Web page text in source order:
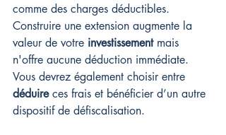
comme des charges déductibles.
Construire une extension augmente la
valeur de votre investissement mais
n'offre aucune déduction immédiate.
Vous devrez également choisir entre
déduire ces frais et bénéficier d’un autre
dispositif de défiscalisation.